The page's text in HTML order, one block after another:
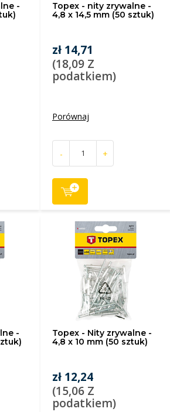
-
Topex - nity zrywalne -
4,8 x 14,5 mm (50 sztuk)
zł 14,71
(18,09 Z
podatkiem)
Porównaj
- +
-
Topex - Nity zrywalne -
4,8 x 10 mm (50 sztuk)
zł 12,24
(15,06 Z
podatkiem)